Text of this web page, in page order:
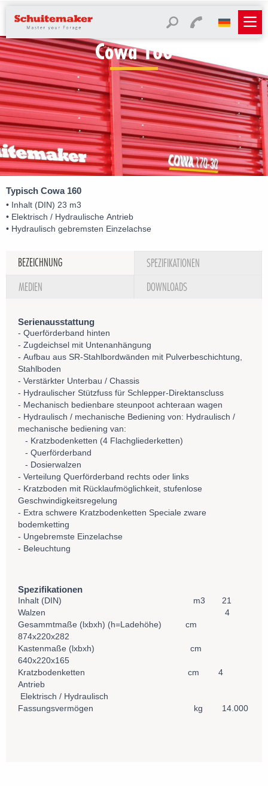
Cowa 160
Typisch Cowa 160
• Inhalt (DIN) 23 m3
• Elektrisch / Hydraulische Antrieb
• Hydraulisch gebremsten Einzelachse
BEZEICHNUNG SPEZIFIKATIONEN
MEDIEN DOWNLOADS
Serienausstattung
- Querförderband hinten
- Zugdeichsel mit Untenanhängung
- Aufbau aus SR-Stahlbordwänden mit Pulverbeschichtung,
Stahlboden
- Verstärkter Unterbau / Chassis
- Hydraulischer Stützfuss für Schlepper-Direktanscluss
- Mechanisch bedienbare steunpoot achteraan wagen
- Hydraulisch / mechanische Bediening von: Hydraulisch /
mechanische bediening van:
- Kratzbodenketten (4 Flachgliederketten)
- Querförderband
- Dosierwalzen
- Verteilung Querförderband rechts oder links
- Kratzboden mit Rücklaufmöglichkeit, stufenlose
Geschwindigkeitsregelung
- Extra schwere Kratzbodenketten Speciale zware
bodemketting
- Ungebremste Einzelachse
- Beleuchtung
Spezifikationen
Inhalt (DIN) m3 21
Walzen 4
Gesammtmaße (lxbxh) (h=Ladehöhe) cm
874x220x282
Kastenmaße (lxbxh) cm
640x220x165
Kratzbodenketten cm 4
Antrieb
Elektrisch / Hydraulisch
Fassungsvermögen kg 14.000